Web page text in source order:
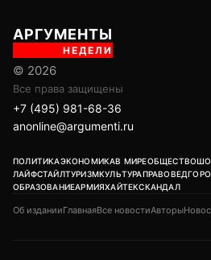
АРГУМЕНТЫ
НЕДЕЛИ
© 2026
Все права защищены
+7 (495) 981-68-36
anonline@argumenti.ru
ПОЛИТИКАЭКОНОМИКАВ МИРЕОБЩЕСТВО
ЛАЙФСТАЙЛТУРИЗМКУЛЬТУРАПРАВОВЕД
ОБРАЗОВАНИЕАРМИЯХАЙТЕКСКАНДАЛ
Об изданииГлавнаяВсе новостиАвторы